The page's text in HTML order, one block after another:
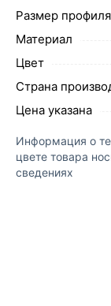
Размер профиля
Материал
Цвет
Страна
Цена указана
Информация о
цвете товара
сведениях